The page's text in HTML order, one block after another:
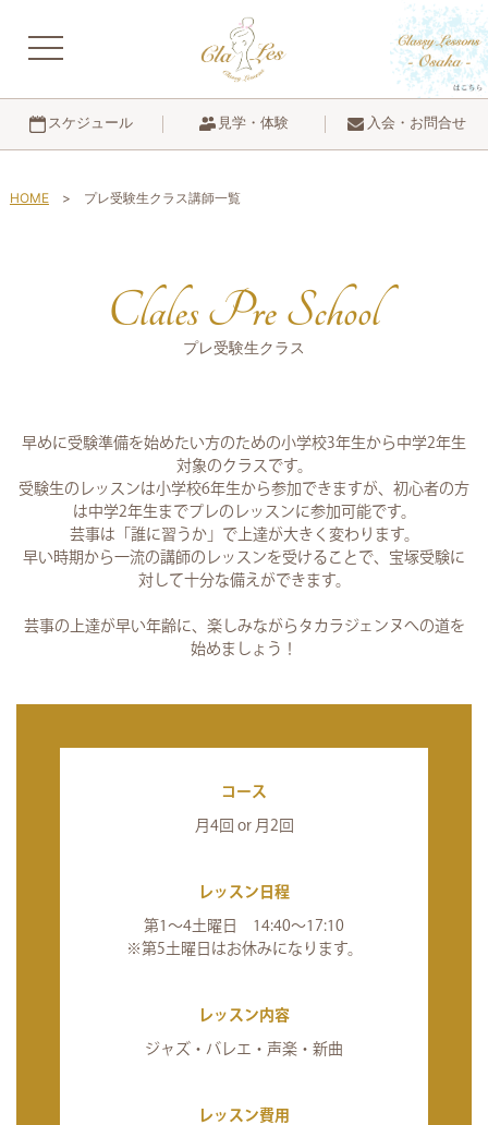
navigation
スケジュール 見学・体験 入会・お問合せ
HOME プレ受験生クラス講師一覧
Clales Pre School
プレ受験生クラス
早めに受験準備を始めたい方のための小学校3年生から中学2年生
対象のクラスです。
受験生のレッスンは小学校6年生から参加できますが、初心者の方
は中学2年生までプレのレッスンに参加可能です。
芸事は「誰に習うか」で上達が大きく変わります。
早い時期から一流の講師のレッスンを受けることで、宝塚受験に
対して十分な備えができます。
芸事の上達が早い年齢に、楽しみながらタカラジェンヌへの道を
始めましょう！
コース
月4回 or 月2回
レッスン日程
第1～4土曜日 14:40～17:10
※第5土曜日はお休みになります。
レッスン内容
ジャズ・バレエ・声楽・新曲
レッスン費用